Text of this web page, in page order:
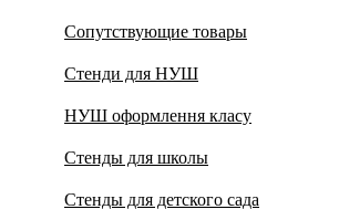
Сопутствующие товары
Стенди для НУШ
НУШ оформлення класу
Стенды для школы
Стенды для детского сада